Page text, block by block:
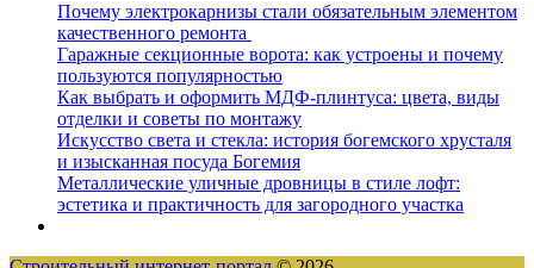
Почему электрокарнизы стали обязательным элементом
качественного ремонта
Гаражные секционные ворота: как устроены и почему
пользуются популярностью
Как выбрать и оформить МДФ-плинтуса: цвета, виды
отделки и советы по монтажу
Искусство света и стекла: история богемского хрусталя
и изысканная посуда Богемия
Металлические уличные дровницы в стиле лофт:
эстетика и практичность для загородного участка